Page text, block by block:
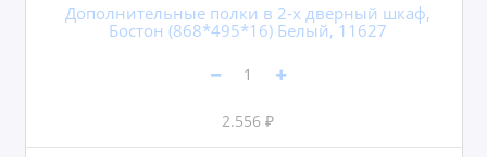
Дополнительные полки в 2-х дверный шкаф,
Бостон (868*495*16) Белый, 11627
2.556 ₽